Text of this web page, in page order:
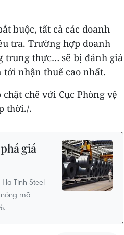
buộc, tất cả các doanh
tra. Trường hợp doanh
trung thực… sẽ bị đánh giá
tới nhận thuế cao nhất.
chẽ với Cục Phòng vệ
thời./.
giá
Tinh Steel
mã